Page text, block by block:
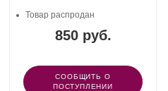
850 руб.
Товар распродан
СООБЩИТЬ О
ПОСТУПЛЕНИИ